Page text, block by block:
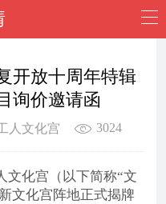
开放十周年特辑
询价邀请函
人文化宫 3024
文化宫（以下简称“文
文化宫阵地正式揭牌